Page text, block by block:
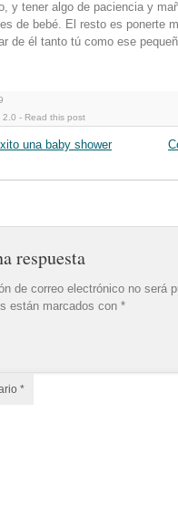
y tener algo de paciencia y
de bebé. El resto es ponerte
de él tanto tú como ese
2.0 - Read this post
una baby shower
respuesta
de correo electrónico no será
están marcados con *
*